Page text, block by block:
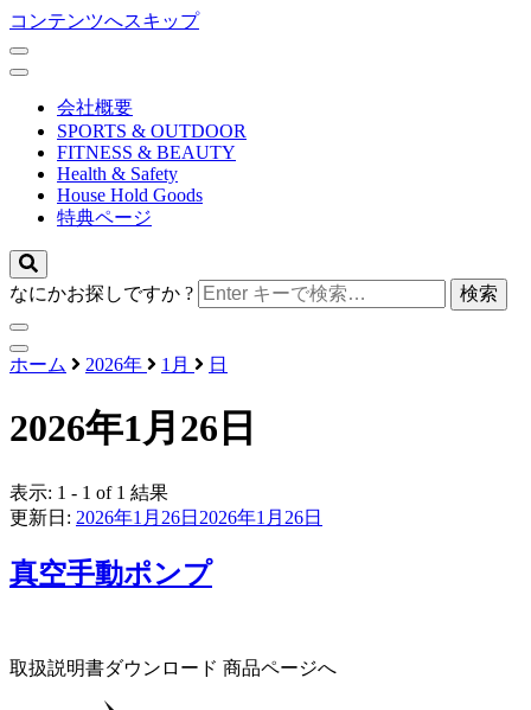
コンテンツへスキップ
会社概要
SPORTS & OUTDOOR
FITNESS & BEAUTY
Health & Safety
House Hold Goods
特典ページ
なにかお探しですか ?
ホーム＆セキュア
nihontechnical co,ltd.
ホーム 2026年 1月 日
2026年1月26日
表示: 1 - 1 of 1 結果
更新日: 2026年1月26日 2026年1月26日
真空手動ポンプ
取扱説明書ダウンロード 商品ページへ